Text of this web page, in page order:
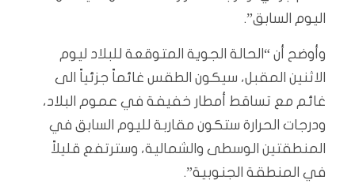
اليوم السابق”.
وأوضح أن “الحالة الجوية المتوقعة للبلاد ليوم
الاثنين المقبل، سيكون الطقس غائماً جزئياً الى
غائم مع تساقط أمطار خفيفة في عموم البلاد،
ودرجات الحرارة ستكون مقاربة لليوم السابق في
المنطقتين الوسطى والشمالية، وسترتفع قليلاً
في المنطقة الجنوبية”.